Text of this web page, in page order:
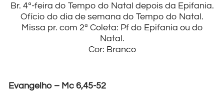
Br. 4ª-feira do Tempo do Natal depois da Epifania.
Ofício do dia de semana do Tempo do Natal.
Missa pr. com 2ª Coleta: Pf do Epifania ou do
Natal.
Cor: Branco
Evangelho – Mc 6,45-52